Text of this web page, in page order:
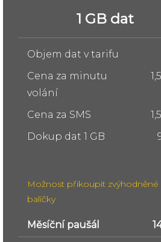
5 GB dat
Objem dat v tarifu
Cena za minutu
volání
Cena za SMS
Dokup dat 5 GB
Možnost přikoupit zvýhodněné
balíčky
Měsíční paušál